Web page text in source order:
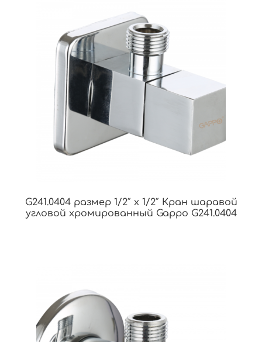
G241.0404 размер 1/2″ х 1/2″ Кран шаравой
угловой хромированный Gappo G241.0404